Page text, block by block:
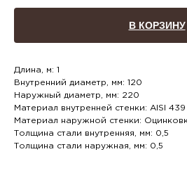
В КОРЗИНУ
Длина, м: 1
Внутренний диаметр, мм: 120
Наружный диаметр, мм: 220
Материал внутренней стенки: AISI 439
Материал наружной стенки:
Толщина стали внутренняя, мм: 0,5
Толщина стали наружная, мм: 0,5